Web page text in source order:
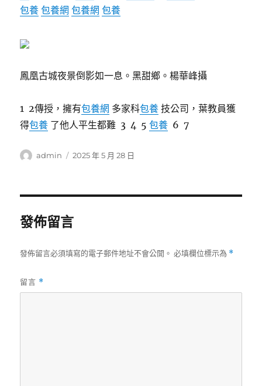
包養 包養網 包養網 包養
鳳凰古城夜景倒影如一息。黑甜鄉。楊華峰攝
1 2傳授，擁有包養網 多家科包養 技公司，葉教員獲
得包養 了他人平生都難 3 4 5包養 6 7
作
admin
發
2025 年 5 月 28 日
發佈留言
發佈留言必須填寫的電子郵件地址不會公開。 必填欄位標示為 *
留言 *